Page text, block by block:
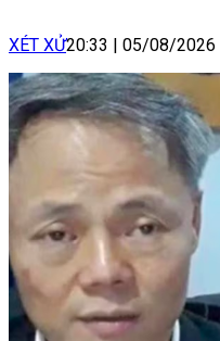
XÉT XỬ20:33 | 05/08/2026